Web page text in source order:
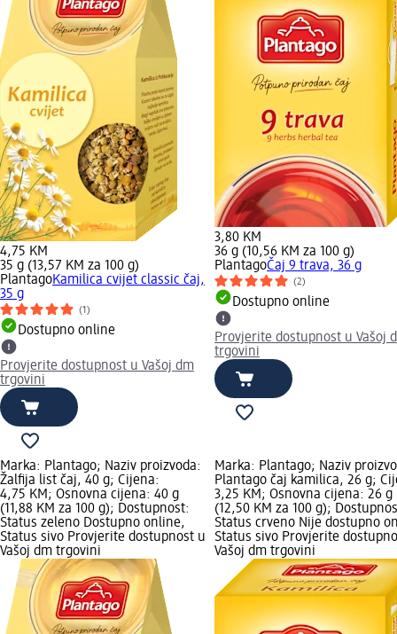
4,75 KM
35 g (13,57 KM za 100 g)
PlantagoKamilica cvijet classic čaj,
35 g
(1)
Dostupno online
Provjerite dostupnost u Vašoj dm
trgovini
3,80 KM
36 g (10,56 KM za 100 g)
PlantagoČaj 9 trava, 36 g
(2)
Dostupno online
Provjerite dostupnost u Vašoj
trgovini
Marka: Plantago; Naziv proizvoda:
Žalfija list čaj, 40 g; Cijena:
4,75 KM; Osnovna cijena: 40 g
(11,88 KM za 100 g); Dostupnost:
Status zeleno Dostupno online,
Status sivo Provjerite dostupnost u
Vašoj dm trgovini
Marka: Plantago; Naziv
Plantago čaj kamilica, 26 g;
3,25 KM; Osnovna cijena: 26 g
(12,50 KM za 100 g);
Status crveno Nije dostupno
Status sivo Provjerite
Vašoj dm trgovini